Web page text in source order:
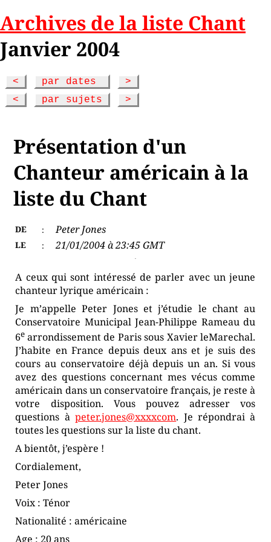
Archives de la liste Chant
Janvier 2004
< par dates
>
<
par sujets >
Présentation d'un
Chanteur américain à la
liste du Chant
DE : Peter Jones
LE : 21/01/2004 à 23:45 GMT
A ceux qui sont intéressé de parler avec un jeune
chanteur lyrique américain :
Je m’appelle Peter Jones et j’étudie le chant au
Conservatoire Municipal Jean-Philippe Rameau du
6e arrondissement de Paris sous Xavier leMarechal.
J’habite en France depuis deux ans et je suis des
cours au conservatoire déjà depuis un an. Si vous
avez des questions concernant mes vécus comme
américain dans un conservatoire français, je reste à
votre disposition. Vous pouvez adresser vos
questions àpeter.jones@xxxxcom. Je répondrai à
toutes les questions sur la liste du chant.
A bientôt, j’espère !
Cordialement,
Peter Jones
Voix : Ténor
Nationalité : américaine
Age : 20 ans